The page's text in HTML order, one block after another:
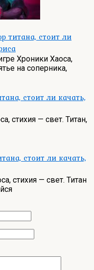
титана, стоит ли
Хроники Хаоса,
на соперника,
стоит ли качать,
стихия — свет. Титан,
стоит ли качать,
стихия — свет. Титан